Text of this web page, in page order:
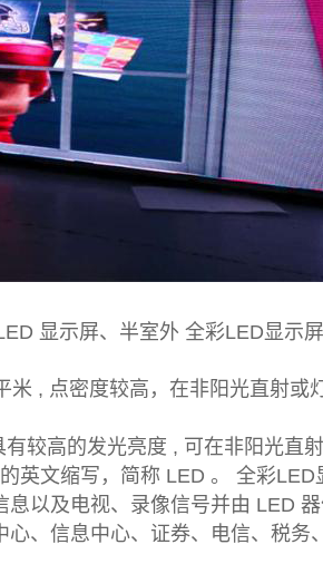
显示屏、半室外 全彩LED显示
米 , 点密度较高，在非阳光直射
较高的发光亮度 , 可在非阳光直
英文缩写，简称 LED 。 全彩
以及电视、录像信号并由 LED
、信息中心、证券、电信、税